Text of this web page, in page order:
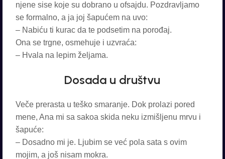
njene sise koje su dobrano u ofsajdu. Pozdravljamo
se formalno, a ja joj šapućem na uvo:
– Nabiću ti kurac da te podsetim na porođaj.
Ona se trgne, osmehuje i uzvraća:
– Hvala na lepim željama.
Dosada u društvu
Veče prerasta u teško smaranje. Dok prolazi pored
mene, Ana mi sa sakoa skida neku izmišljenu mrvu i
šapuće:
– Dosadno mi je. Ljubim se već pola sata s ovim
mojim, a još nisam mokra.